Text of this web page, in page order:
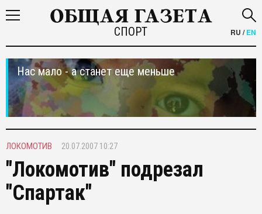
СПОРТ RU /EN
Нас мало - а станет еще меньше
ЛОКОМОТИВ 20.07.2007 10:27
"Локомотив" подрезал
"Спартак"